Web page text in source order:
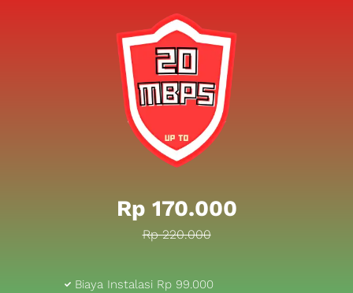
Rp 170.000
Rp 220.000
Biaya Instalasi Rp 99.000